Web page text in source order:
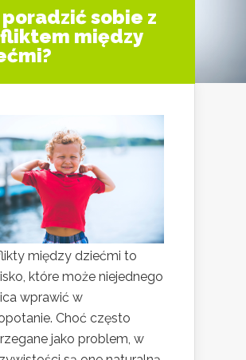
sobie z
między
między dziećmi to
które może niejednego
wprawić w
Choć często
jako problem, w